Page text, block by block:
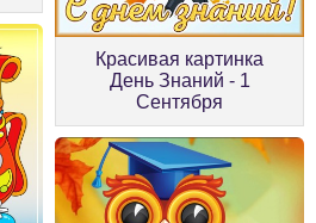
Красивая картинка
День Знаний - 1
Сентября